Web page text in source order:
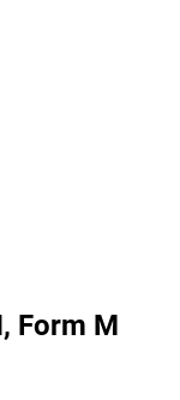
Form M